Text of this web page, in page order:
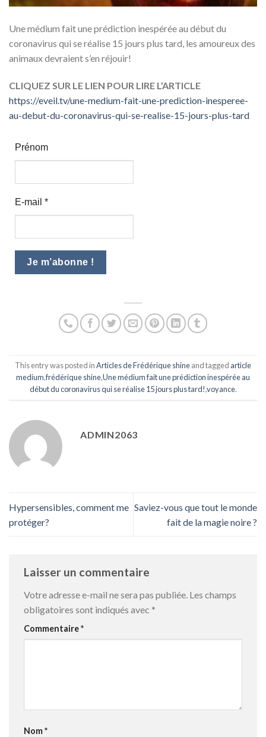
Une médium fait une prédiction inespérée au début du
coronavirus qui se réalise 15 jours plus tard, les amoureux des
animaux devraient s’en réjouir!
CLIQUEZ SUR LE LIEN POUR LIRE L’ARTICLE
https://eveil.tv/une-medium-fait-une-prediction-inesperee-
au-debut-du-coronavirus-qui-se-realise-15-jours-plus-tard
Prénom
E-mail *
This entry was posted inArticles de Frédérique shineand tagged article
medium,frédérique shine,Une médium fait une prédiction inespérée au
début du coronavirus qui se réalise 15 jours plus tard!,voyance.
ADMIN2063
Hypersensibles, comment me
protéger?
Saviez-vous que tout le monde
fait de la magie noire ?
Laisser un commentaire
Votre adresse e-mail ne sera pas publiée. Les champs
obligatoires sont indiqués avec *
Commentaire*
Nom*